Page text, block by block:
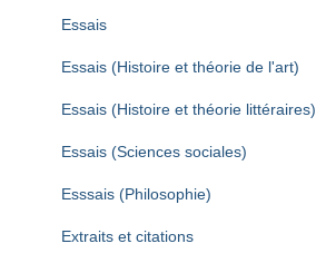
Essais
Essais (Histoire et théorie de l'art)
Essais (Histoire et théorie littéraires)
Essais (Sciences sociales)
Esssais (Philosophie)
Extraits et citations